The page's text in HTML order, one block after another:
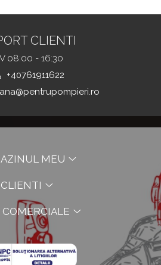
CLIENTI
08:00 - 16:30
+40761911622
MEU
CLIENTI
COMERCIALE